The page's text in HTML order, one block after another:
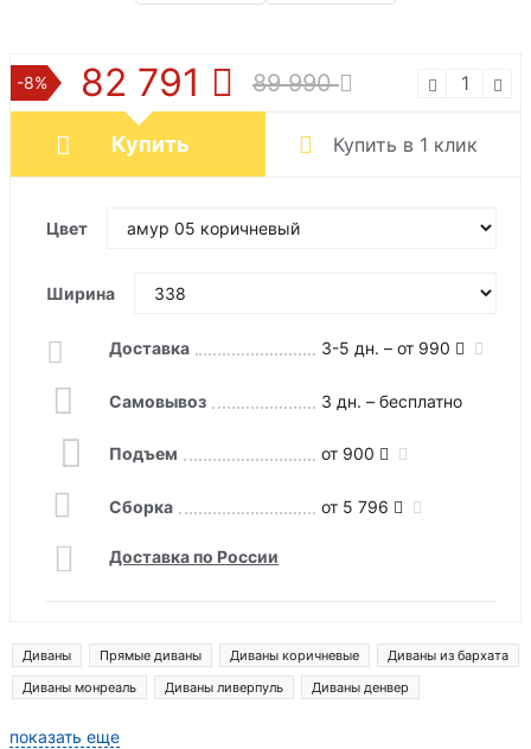
-8% 82 791 89 990
Купить Купить в 1 клик
Цвет
Ширина
Доставка 3-5 дн. – от 990
Самовывоз 3 дн. – бесплатно
Подъем от 900
Сборка от 5 796
Доставка по России
Диваны Прямые диваны Диваны коричневые
Диваны из бархата
Диваны монреаль
Диваны ливерпуль
Диваны денвер
показать еще